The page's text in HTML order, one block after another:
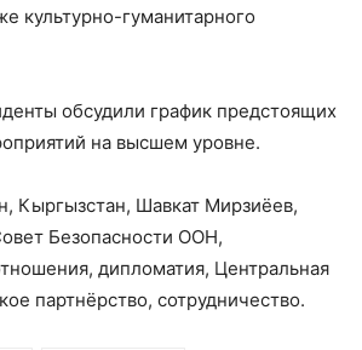
культурно-гуманитарного
обсудили график предстоящих
на высшем уровне.
Кыргызстан, Шавкат Мирзиёев,
Безопасности ООН,
дипломатия, Центральная
партнёрство, сотрудничество.